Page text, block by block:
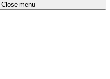
Close menu